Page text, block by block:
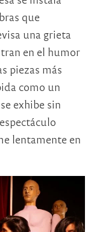
que
una grieta
en el humor
piezas más
como un
exhibe sin
lentamente en